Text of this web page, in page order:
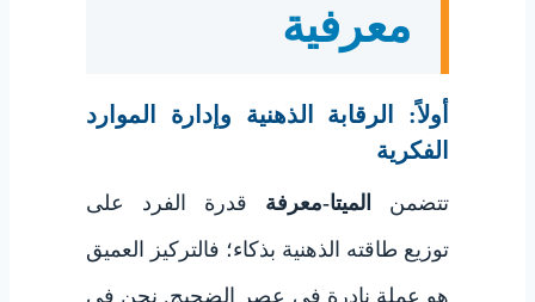
معرفية
أولاً: الرقابة الذهنية وإدارة الموارد
الفكرية
تتضمن الميتا-معرفة قدرة الفرد على
توزيع طاقته الذهنية بذكاء؛ فالتركيز العميق
هو عملة نادرة في عصر الضجيج. نحن في